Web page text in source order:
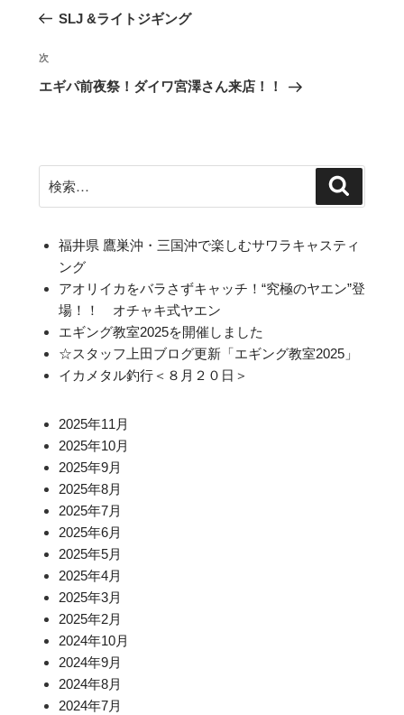
ビ
ゲ
ン
の
稿
SLJ &ライトジギング
次
の
次
エギパ前夜祭！ダイワ宮澤さん来店！！
索:
福井県 鷹巣沖・三国沖で楽しむサワラキャスティ
ング
アオリイカをバラさずキャッチ！“究極のヤエン”登
場！！ オチャキ式ヤエン
エギング教室2025を開催しました
☆スタッフ上田ブログ更新「エギング教室2025」
イカメタル釣行＜８月２０日＞
2025年11月
2025年10月
2025年9月
2025年8月
2025年7月
2025年6月
2025年5月
2025年4月
2025年3月
2025年2月
2024年10月
2024年9月
2024年8月
2024年7月